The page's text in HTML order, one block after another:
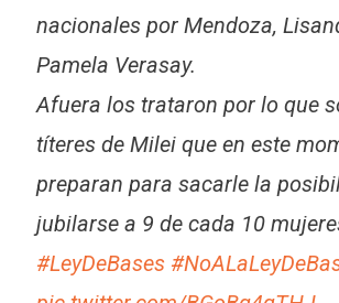
nacionales por Mendoza,
Pamela Verasay.
Afuera los trataron por lo que
títeres de Milei que en este
preparan para sacarle la
jubilarse a 9 de cada 10
#LeyDeBases